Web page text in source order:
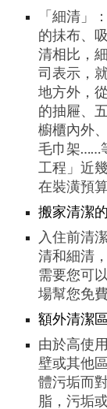
「細清」
的抺布、
清相比，
司表示，
地方外，
的抽屜、
櫥櫃內外
毛巾架……
工程」近
在裝潢預
搬家清潔
入住前清
清和細清
需要您可
場幫您免
額外清潔
由於高使
壁或其他
體污垢而
脂，污垢